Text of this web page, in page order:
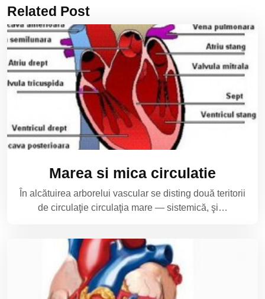
Related Post
Marea si mica circulatie
În alcătuirea arborelui vascular se disting două teri­torii
de circulaţie circulaţia mare — sistemică, şi…